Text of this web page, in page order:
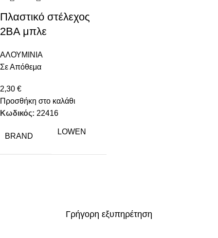
Πλαστικό στέλεχος
2ΒΑ μπλε
ΑΛΟΥΜΙΝΙΑ
Σε Απόθεμα
2,30 €
Προσθήκη στο καλάθι
Κωδικός: 22416
BRAND
LOWEN
Γρήγορη εξυπηρέτηση